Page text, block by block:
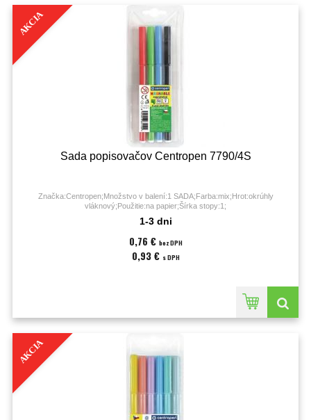
AKCIA
Sada popisovačov Centropen 7790/4S
Značka:Centropen;Množstvo v balení:1 SADA;Farba:mix;Hrot:okrúhly
vláknový;Použitie:na papier;Šírka stopy:1;
1-3 dni
0,76 € bez DPH
0,93 € s DPH
AKCIA